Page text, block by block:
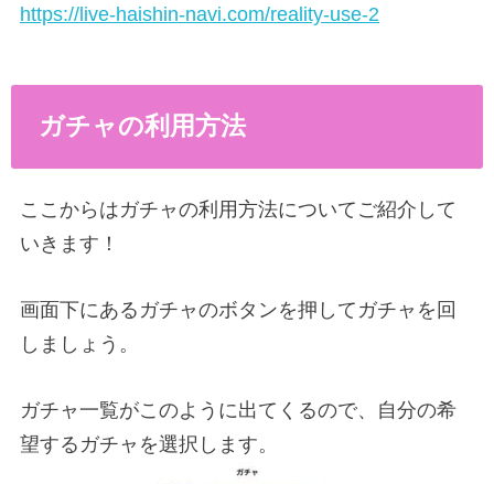
https://live-haishin-navi.com/reality-use-2
ガチャの利用方法
ここからはガチャの利用方法についてご紹介して
いきます！
画面下にあるガチャのボタンを押してガチャを回
しましょう。
ガチャ一覧がこのように出てくるので、自分の希
望するガチャを選択します。